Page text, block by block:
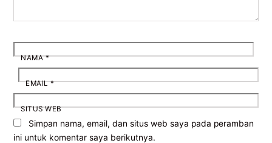
NAMA*
EMAIL*
SITUS WEB
Simpan nama, email, dan situs web saya pada peramban
ini untuk komentar saya berikutnya.